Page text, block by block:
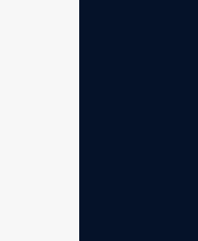
Website ini dikelola
Leadership Hub Indonesia
resmi Enagic Indonesia. Seluruh
untuk edukasi dan referensi.
dari Enagic Co., Ltd. Hasil
variatif, bukan merupakan saran
bergantung pada